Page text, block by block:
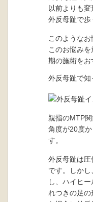
以前よりも
外反母趾で
このような
このお悩み
期の施術を
外反母趾で
親指のMTP
角度が20度
す。
外反母趾は
です。しか
し、ハイヒ
れつきの足